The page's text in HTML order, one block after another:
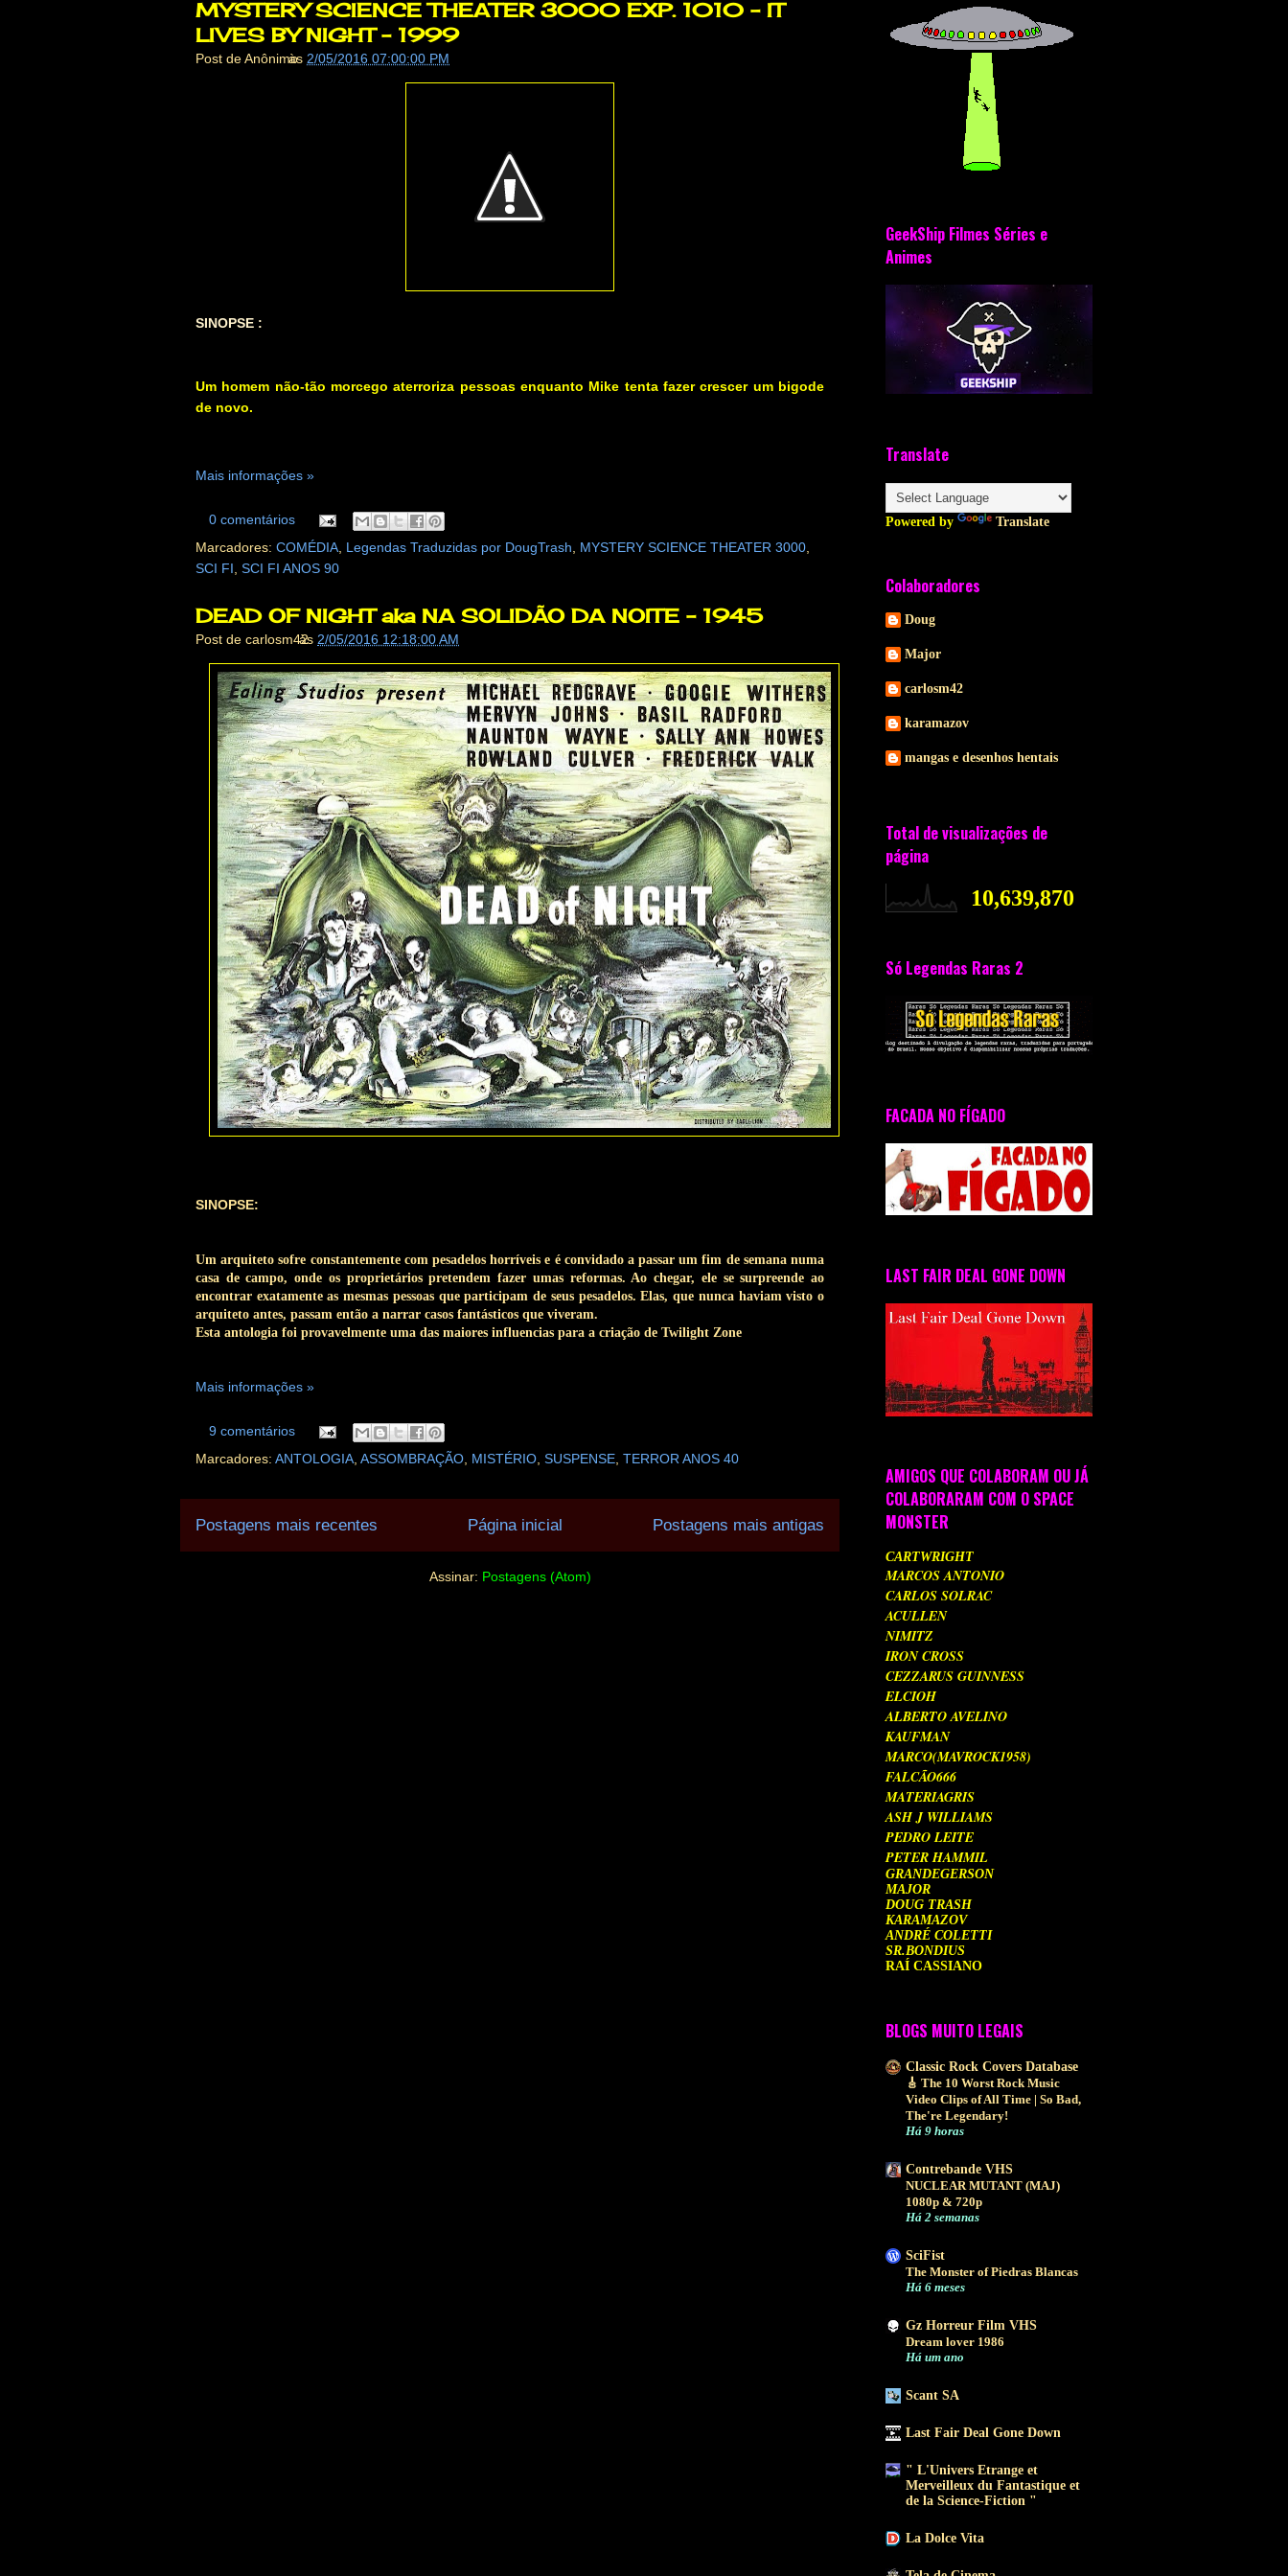
MYSTERY SCIENCE THEATER 3000 EXP. 1010 - IT
LIVES BY NIGHT - 1999
Post deAnônimo
às 2/05/2016 07:00:00 PM
SINOPSE :
Um homem não-tão morcego aterroriza pessoas enquanto Mike tenta fazer crescer um bigode
de novo.
Mais informações »
0 comentários
Marcadores: COMÉDIA Legendas Traduzidas por DougTrash MYSTERY SCIENCE THEATER 3000
SCI FI SCI FI ANOS 90
DEAD OF NIGHT aka NA SOLIDÃO DA NOITE - 1945
Post de carlosm42
às 2/05/2016 12:18:00 AM
SINOPSE:
Um arquiteto sofre constantemente com pesadelos horríveis e é convidado a passar um fim de semana numa
casa de campo, onde os proprietários pretendem fazer umas reformas. Ao chegar, ele se surpreende ao
encontrar exatamente as mesmas pessoas que participam de seus pesadelos. Elas, que nunca haviam visto o
arquiteto antes, passam então a narrar casos fantásticos que viveram.
Esta antologia foi provavelmente uma das maiores influencias para a criação de Twilight Zone
Mais informações »
9 comentários
Marcadores: ANTOLOGIA ASSOMBRAÇÃO MISTÉRIO SUSPENSE TERROR ANOS 40
Postagens mais recentes Postagens mais antigas
Página inicial
Assinar: Postagens (Atom)
GeekShip Filmes Séries e
Animes
Translate
Powered by Translate
Colaboradores
Doug
Major
carlosm42
karamazov
mangas e desenhos hentais
Total de visualizações de
página
10,639,870
Só Legendas Raras 2
FACADA NO FÍGADO
LAST FAIR DEAL GONE DOWN
AMIGOS QUE COLABORAM OU JÁ
COLABORARAM COM O SPACE
MONSTER
CARTWRIGHT
MARCOS ANTONIO
CARLOS SOLRAC
ACULLEN
NIMITZ
IRON CROSS
CEZZARUS GUINNESS
ELCIOH
ALBERTO AVELINO
KAUFMAN
MARCO(MAVROCK1958)
FALCÃO666
MATERIAGRIS
ASH J WILLIAMS
PEDRO LEITE
PETER HAMMIL
GRANDEGERSON
MAJOR
DOUG TRASH
KARAMAZOV
ANDRÉ COLETTI
SR.BONDIUS
RAÍ CASSIANO
BLOGS MUITO LEGAIS
Classic Rock Covers Database
🎸 The 10 Worst Rock Music
Video Clips of All Time | So Bad,
The're Legendary!
Há 9 horas
Contrebande VHS
NUCLEAR MUTANT (MAJ)
1080p & 720p
Há 2 semanas
SciFist
The Monster of Piedras Blancas
Há 6 meses
Gz Horreur Film VHS
Dream lover 1986
Há um ano
Scant SA
Last Fair Deal Gone Down
" L'Univers Etrange et
Merveilleux du Fantastique et
de la Science-Fiction "
La Dolce Vita